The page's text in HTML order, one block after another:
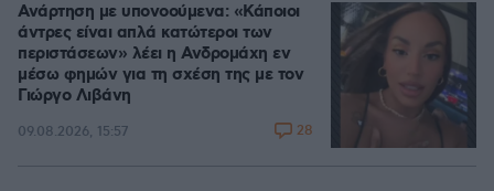
Ανάρτηση με υπονοούμενα: «Κάποιοι
άντρες είναι απλά κατώτεροι των
περιστάσεων» λέει η Ανδρομάχη εν
μέσω φημών για τη σχέση της με τον
Γιώργο Λιβάνη
09.08.2026, 15:57 28